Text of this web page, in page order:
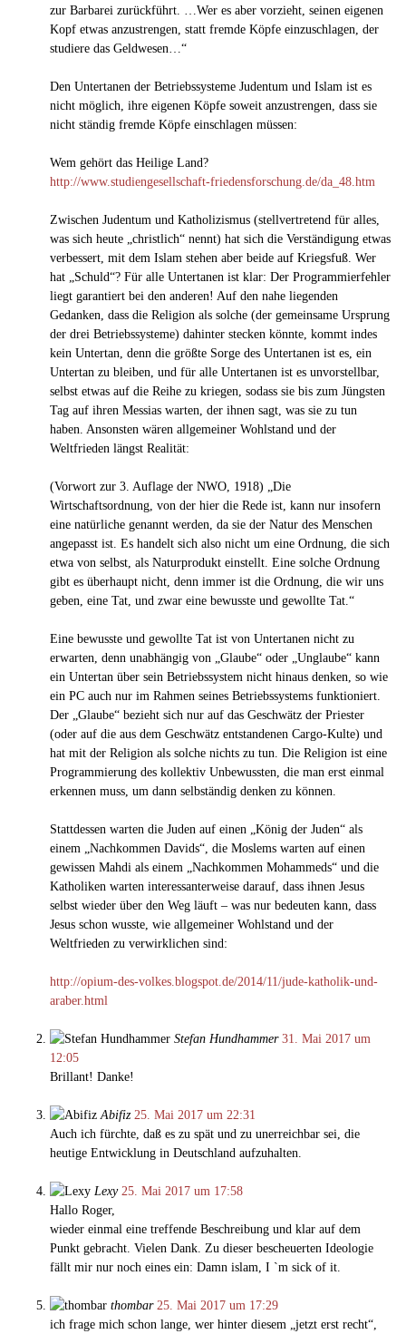
zur Barbarei zurückführt. …Wer es aber vorzieht, seinen eigenen
Kopf etwas anzustrengen, statt fremde Köpfe einzuschlagen, der
studiere das Geldwesen…“
Den Untertanen der Betriebssysteme Judentum und Islam ist es
nicht möglich, ihre eigenen Köpfe soweit anzustrengen, dass sie
nicht ständig fremde Köpfe einschlagen müssen:
Wem gehört das Heilige Land?
http://www.studiengesellschaft-friedensforschung.de/da_48.htm
Zwischen Judentum und Katholizismus (stellvertretend für alles,
was sich heute „christlich“ nennt) hat sich die Verständigung etwas
verbessert, mit dem Islam stehen aber beide auf Kriegsfuß. Wer
hat „Schuld“? Für alle Untertanen ist klar: Der Programmierfehler
liegt garantiert bei den anderen! Auf den nahe liegenden
Gedanken, dass die Religion als solche (der gemeinsame Ursprung
der drei Betriebssysteme) dahinter stecken könnte, kommt indes
kein Untertan, denn die größte Sorge des Untertanen ist es, ein
Untertan zu bleiben, und für alle Untertanen ist es unvorstellbar,
selbst etwas auf die Reihe zu kriegen, sodass sie bis zum Jüngsten
Tag auf ihren Messias warten, der ihnen sagt, was sie zu tun
haben. Ansonsten wären allgemeiner Wohlstand und der
Weltfrieden längst Realität:
(Vorwort zur 3. Auflage der NWO, 1918) „Die
Wirtschaftsordnung, von der hier die Rede ist, kann nur insofern
eine natürliche genannt werden, da sie der Natur des Menschen
angepasst ist. Es handelt sich also nicht um eine Ordnung, die sich
etwa von selbst, als Naturprodukt einstellt. Eine solche Ordnung
gibt es überhaupt nicht, denn immer ist die Ordnung, die wir uns
geben, eine Tat, und zwar eine bewusste und gewollte Tat.“
Eine bewusste und gewollte Tat ist von Untertanen nicht zu
erwarten, denn unabhängig von „Glaube“ oder „Unglaube“ kann
ein Untertan über sein Betriebssystem nicht hinaus denken, so wie
ein PC auch nur im Rahmen seines Betriebssystems funktioniert.
Der „Glaube“ bezieht sich nur auf das Geschwätz der Priester
(oder auf die aus dem Geschwätz entstandenen Cargo-Kulte) und
hat mit der Religion als solche nichts zu tun. Die Religion ist eine
Programmierung des kollektiv Unbewussten, die man erst einmal
erkennen muss, um dann selbständig denken zu können.
Stattdessen warten die Juden auf einen „König der Juden“ als
einem „Nachkommen Davids“, die Moslems warten auf einen
gewissen Mahdi als einem „Nachkommen Mohammeds“ und die
Katholiken warten interessanterweise darauf, dass ihnen Jesus
selbst wieder über den Weg läuft – was nur bedeuten kann, dass
Jesus schon wusste, wie allgemeiner Wohlstand und der
Weltfrieden zu verwirklichen sind:
http://opium-des-volkes.blogspot.de/2014/11/jude-katholik-und-
araber.html
Stefan Hundhammer 31. Mai 2017 um
12:05
Brillant! Danke!
Abifiz 25. Mai 2017 um 22:31
Auch ich fürchte, daß es zu spät und zu unerreichbar sei, die
heutige Entwicklung in Deutschland aufzuhalten.
Lexy 25. Mai 2017 um 17:58
Hallo Roger,
wieder einmal eine treffende Beschreibung und klar auf dem
Punkt gebracht. Vielen Dank. Zu dieser bescheuerten Ideologie
fällt mir nur noch eines ein: Damn islam, I `m sick of it.
thombar 25. Mai 2017 um 17:29
ich frage mich schon lange, wer hinter diesem „jetzt erst recht“,